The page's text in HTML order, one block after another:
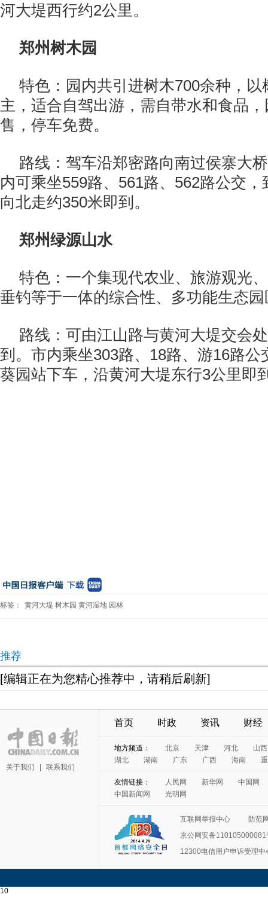
河大堤西行约2公里。
郑州树木园
特色：园内共引进树木700余种，
主，适合自驾出游，需自带水和食品
售，停车免费。
路线：驾车沿郑密路向南过侯寨大
内可乘坐559路、561路、562路公交
向北走约350米即到。
郑州绿源山水
特色：一个集现代农业、旅游观光
垂钓等于一体的综合性、多功能生态
路线：可由江山路与黄河大堤交会
到。市内乘坐303路、18路、游16路公
葵园站下车，沿黄河大堤东行3公里即
标签： 黄河大堤 树木园 黄河湿地 园林
推荐
[编辑正在为您精心推荐中，请稍后刷新]
关于我们 联系我们
首页 时政 资讯 财经
地方频道： 北京 天津 河北
山西
湖北
湖南 广东 广西 海南
友情链接： 人民网 新华网
中国网
中国新闻网
光明网
互联网举报中心
防范
京公网安备110105000081
12300电信用户申诉受理中
10